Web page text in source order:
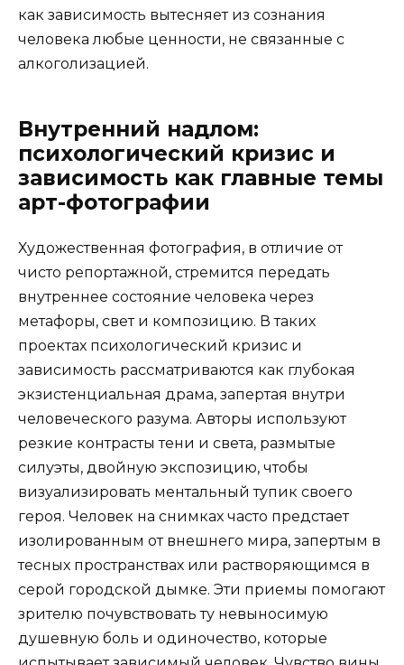
как зависимость вытесняет из сознания
человека любые ценности, не связанные с
алкоголизацией.
Внутренний надлом:
психологический кризис и
зависимость как главные темы
арт-фотографии
Художественная фотография, в отличие от
чисто репортажной, стремится передать
внутреннее состояние человека через
метафоры, свет и композицию. В таких
проектах психологический кризис и
зависимость рассматриваются как глубокая
экзистенциальная драма, запертая внутри
человеческого разума. Авторы используют
резкие контрасты тени и света, размытые
силуэты, двойную экспозицию, чтобы
визуализировать ментальный тупик своего
героя. Человек на снимках часто предстает
изолированным от внешнего мира, запертым в
тесных пространствах или растворяющимся в
серой городской дымке. Эти приемы помогают
зрителю почувствовать ту невыносимую
душевную боль и одиночество, которые